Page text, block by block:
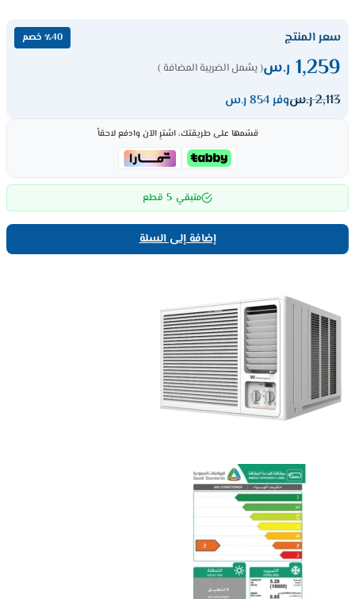
سعر المنتج ٪40 خصم
1,259 ر.س( يشمل الضريبة المضافة )
2,113ر.سوفر 854 ر.س
قسّمها على طريقتك، اشترِ الآن وادفع لاحقاً
متبقي 5 قطع
إضافة إلى السلة